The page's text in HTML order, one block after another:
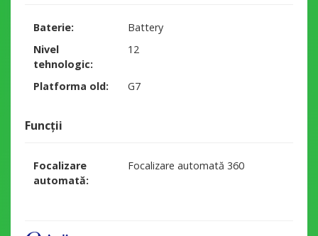
Baterie
Battery
Nivel
tehnologic
12
Platforma old G7
Funcții
Focalizare
automată
Focalizare automată 360